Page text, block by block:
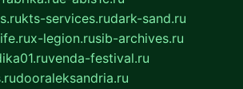
kts-services.rudark-sand.ru
x-legion.rusib-archives.ru
venda-festival.ru
dooraleksandria.ru